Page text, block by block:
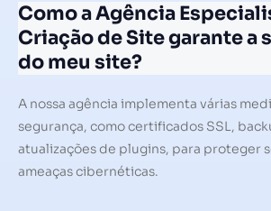
Como a Agência
Criação de Site garante a
do meu site?
A nossa agência implementa várias
segurança, como certificados SSL,
atualizações de plugins, para proteger
ameaças cibernéticas.